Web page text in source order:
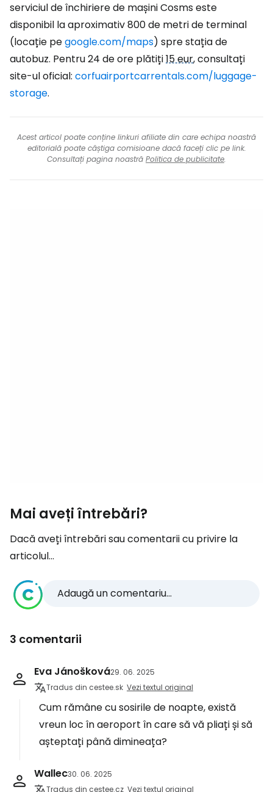
serviciul de închiriere de mașini Cosms este
disponibil la aproximativ 800 de metri de terminal
(locație pegoogle.com/maps) spre stația de
autobuz. Pentru 24 de ore plătiți15 eur, consultați
site-ul oficial: corfuairportcarrentals.com/luggage-
storage.
Acest articol poate conține linkuri afiliate din care echipa noastră
editorială poate câștiga comisioane dacă faceți clic pe link.
Consultați pagina noastră Politica de publicitate.
Mai aveți întrebări?
Dacă aveți întrebări sau comentarii cu privire la
articolul...
Adaugă un comentariu...
3 comentarii
Eva Jánošková29. 06. 2025
Tradus din cestee.sk Vezi textul original
Cum rămâne cu sosirile de noapte, există
vreun loc în aeroport în care să vă pliați și să
așteptați până dimineața?
Wallec30. 06. 2025
Tradus din cestee.cz Vezi textul original